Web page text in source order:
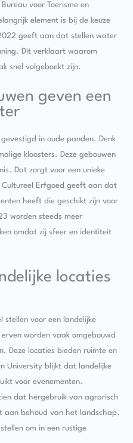
voor Toerisme en
element is bij de keuze
geeft aan dat stellen water
Dit verklaart waarom
snel volgeboekt zijn.
geven een
in oude panden. Denk
kloosters. Deze gebouwen
Dat zorgt voor een unieke
Erfgoed geeft aan dat
heeft die geschikt zijn voor
worden steeds meer
omdat zij sfeer en identiteit
locaties
stellen voor een landelijke
worden vaak omgebouwd
Deze locaties bieden ruimte en
University blijkt dat landelijke
voor evenementen.
dat hergebruik van agrarisch
behoud van het landschap.
om in een rustige